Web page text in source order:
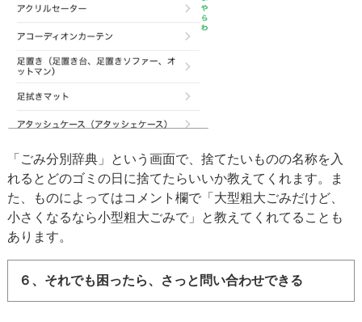
「ごみ分別辞典」という画面で、捨てたいものの名称を入
れるとどのゴミの日に捨てたらいいか教えてくれます。ま
た、ものによってはコメント欄で「大型粗大ごみだけど、
小さくなるなら小型粗大ごみで」と教えてくれてることも
あります。
６、それでも困ったら、さっと問い合わせできる